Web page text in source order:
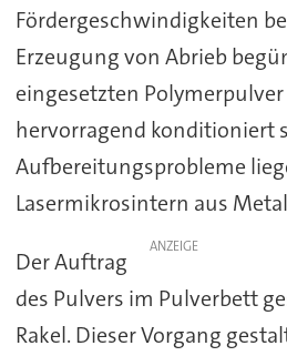
Fördergeschwindigkeiten
Erzeugung von Abrieb
eingesetzten
hervorragend konditioniert
Aufbereitungsprobleme
Lasermikrosintern aus
ANZEIGE
Der Auftrag
des Pulvers im Pulverbett
Rakel. Dieser Vorgang